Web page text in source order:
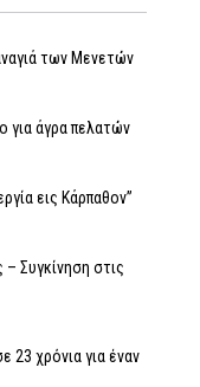
των Μενετών
για άγρα πελατών
εις Κάρπαθον”
Συγκίνηση στις
23 χρόνια για έναν